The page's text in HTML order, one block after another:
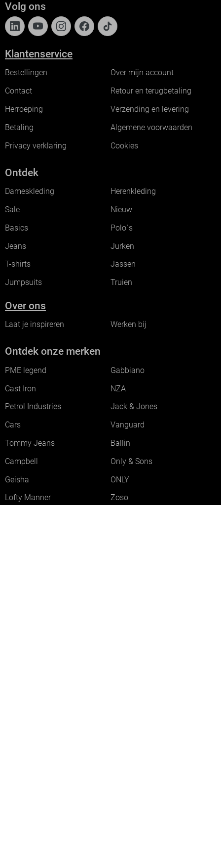
Volg ons
Klantenservice
Bestellingen
Over mijn account
Contact
Retour en terugbetaling
Herroeping
Verzending en levering
Betaling
Algemene voorwaarden
Privacy verklaring
Cookies
Ontdek
Dameskleding
Herenkleding
Sale
Nieuw
Basics
Polo`s
Jeans
Jurken
T-shirts
Jassen
Jumpsuits
Truien
Over ons
Laat je inspireren Werken bij
Ontdek onze merken
PME legend
Gabbiano
Cast Iron
NZA
Petrol Industries
Jack & Jones
Cars
Vanguard
Tommy Jeans
Ballin
Campbell
Only & Sons
Geisha
ONLY
Lofty Manner
Zoso